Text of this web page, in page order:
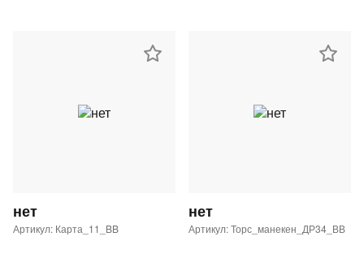
нет
Артикул: Карта_11_BB
нет
Артикул: Торс_манекен_ДР34_ВВ